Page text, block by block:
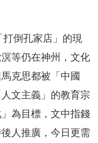
倒孔家店」的現
等仍在神州，文化
克思都被「中國
文主義」的教育宗
為目標，文中指錢
人推廣，今日更需